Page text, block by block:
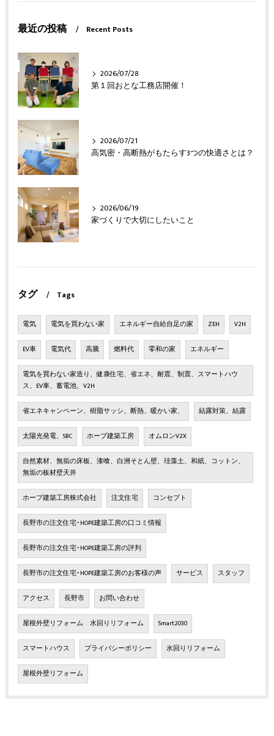
最近の投稿 Recent Posts
2026/07/28
第１回おとな工務店開催！
2026/07/21
高気密・高断熱がもたらす3つの快適さとは？
2026/06/19
家づくりで大切にしたいこと
タグ Tags
電気 電気を買わない家 エネルギー自給自足の家 ZEH V2H
EV車 電気代 高騰 燃料代 零和の家 エネルギー
電気を買わない家造り、健康住宅、省エネ、耐震、制震、スマートハウ
ス、EV車、蓄電池、V2H
省エネキャンペーン、樹脂サッシ、断熱、暖かい家、 結露対策、結露
太陽光発電、SBC ホープ建築工房 オムロンV2X
自然素材、無垢の床板、漆喰、白洲そとん壁、珪藻土、和紙、コットン、
無垢の板材壁天井
ホープ建築工房株式会社 注文住宅 コンセプト
長野市の注文住宅･HOPE建築工房の口コミ情報
長野市の注文住宅･HOPE建築工房の評判
長野市の注文住宅･HOPE建築工房のお客様の声 サービス スタッフ
アクセス 長野市 お問い合わせ
屋根外壁リフォーム 水回りリフォーム Smart2030
スマートハウス プライバシーポリシー 水回りリフォーム
屋根外壁リフォーム